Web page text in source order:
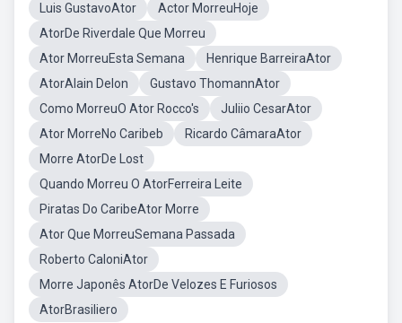
Luis GustavoAtor
Actor MorreuHoje
AtorDe Riverdale Que Morreu
Ator MorreuEsta Semana
Henrique BarreiraAtor
AtorAlain Delon
Gustavo ThomannAtor
Como MorreuO Ator Rocco's
Juliio CesarAtor
Ator MorreNo Caribeb
Ricardo CâmaraAtor
Morre AtorDe Lost
Quando Morreu O AtorFerreira Leite
Piratas Do CaribeAtor Morre
Ator Que MorreuSemana Passada
Roberto CaloniAtor
Morre Japonês AtorDe Velozes E Furiosos
AtorBrasiliero